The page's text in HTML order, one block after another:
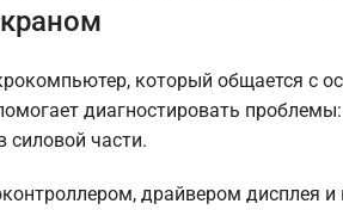
который общается с
диагностировать проблемы:
силовой части.
драйвером дисплея